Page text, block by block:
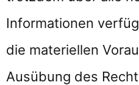
Informationen
die materiellen
Ausübung des